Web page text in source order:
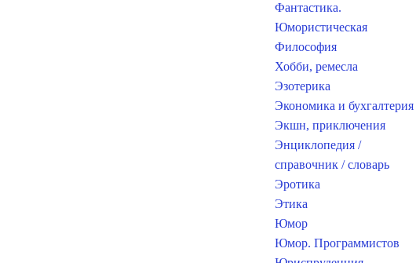
Фантастика.
Юмористическая
Философия
Хобби, ремесла
Эзотерика
Экономика и бухгалтерия
Экшн, приключения
Энциклопедия /
справочник / словарь
Эротика
Этика
Юмор
Юмор. Программистов